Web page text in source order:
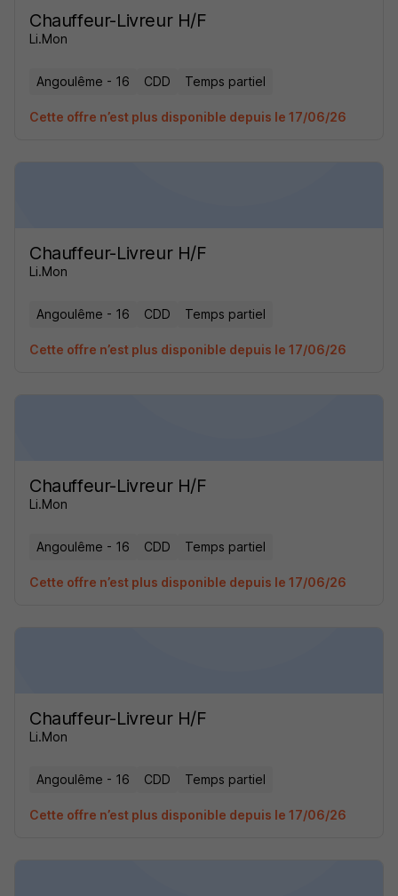
Chauffeur-Livreur H/F
Li.Mon
Angoulême - 16 CDD Temps partiel
Cette offre n’est plus disponible depuis le 17/06/26
Chauffeur-Livreur H/F
Li.Mon
Angoulême - 16 CDD Temps partiel
Cette offre n’est plus disponible depuis le 17/06/26
Chauffeur-Livreur H/F
Li.Mon
Angoulême - 16 CDD Temps partiel
Cette offre n’est plus disponible depuis le 17/06/26
Chauffeur-Livreur H/F
Li.Mon
Angoulême - 16 CDD Temps partiel
Cette offre n’est plus disponible depuis le 17/06/26